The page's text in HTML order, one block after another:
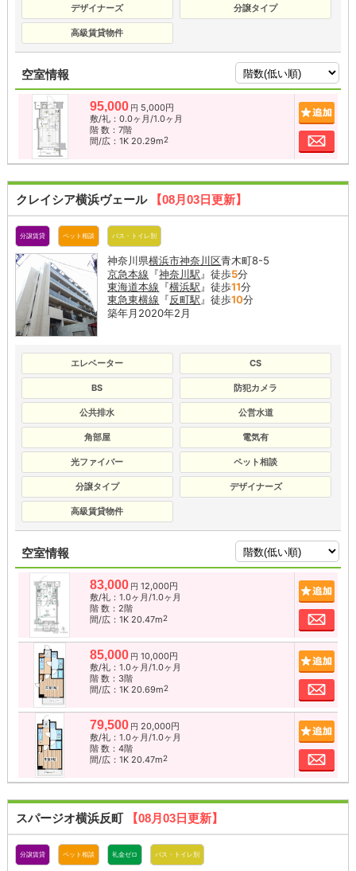
デザイナーズ 分譲タイプ
高級賃貸物件
空室情報
95,000 円 5,000円
敷/礼：0.0ヶ月/1.0ヶ月
階 数：7階
間/広：1K 20.29m2 お
クレイシア横浜ヴェール 【08月03日更新】
分譲賃貸 ペット相談 バス・トイレ別
神奈川県横浜市神奈川区青木町8-5
京急本線 『神奈川駅 』徒歩5分
東海道本線 『横浜駅 』徒歩11分
東急東横線 『反町駅 』徒歩10分
築年月2020年2月
エレベーター CS
BS 防犯カメラ
公共排水 公営水道
角部屋 電気有
光ファイバー ペット相談
分譲タイプ デザイナーズ
高級賃貸物件
空室情報
83,000 円 12,000円
敷/礼：1.0ヶ月/1.0ヶ月
階 数：2階
間/広：1K 20.47m2 お
85,000 円 10,000円
敷/礼：1.0ヶ月/1.0ヶ月
階 数：3階
間/広：1K 20.69m2 お
79,500 円 20,000円
敷/礼：1.0ヶ月/1.0ヶ月
階 数：4階
間/広：1K 20.47m2 お
スパージオ横浜反町 【08月03日更新】
分譲賃貸 ペット相談 礼金ゼロ バス・トイレ別